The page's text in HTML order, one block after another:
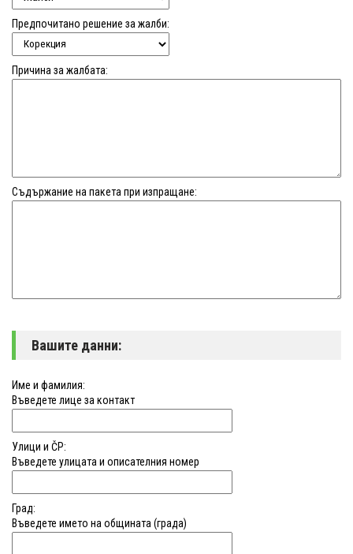
Предпочитано решение за жалби:
Причина за жалбата:
Съдържание на пакета при изпращане:
Вашите данни:
Име и фамилия:
Въведете лице за контакт
Улици и ČP:
Въведете улицата и описателния номер
Град:
Въведете името на общината (града)